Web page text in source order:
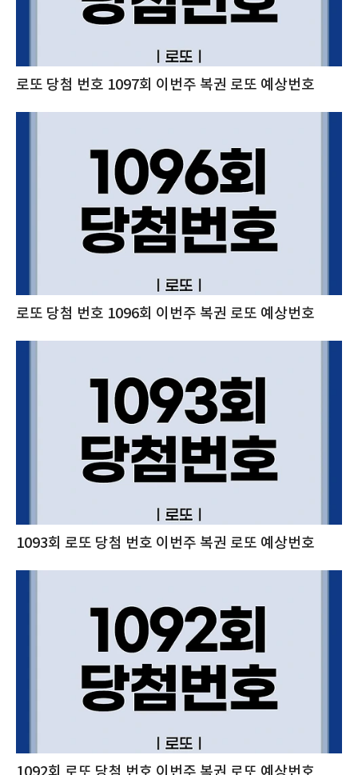
로또 당첨 번호 1097회 이번주 복권 로또 예상번호
로또 당첨 번호 1096회 이번주 복권 로또 예상번호
1093회 로또 당첨 번호 이번주 복권 로또 예상번호